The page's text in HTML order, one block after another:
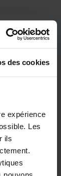
des cookies
expérience
Les
ils
pouvons
10
30 juillet 2026